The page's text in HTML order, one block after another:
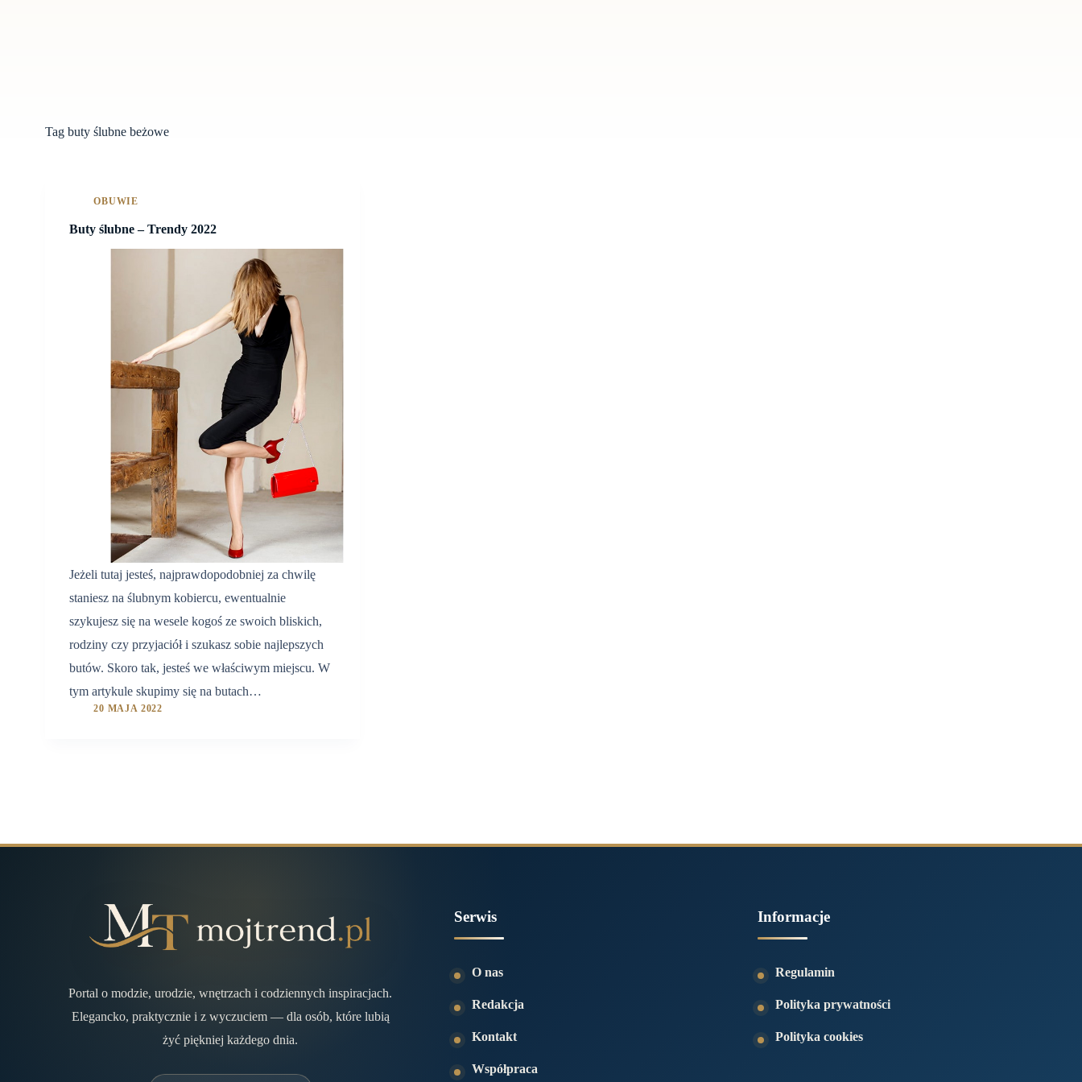
Tag buty ślubne beżowe
OBUWIE
Buty ślubne – Trendy 2022
Jeżeli tutaj jesteś, najprawdopodobniej za chwilę
staniesz na ślubnym kobiercu, ewentualnie
szykujesz się na wesele kogoś ze swoich bliskich,
rodziny czy przyjaciół i szukasz sobie najlepszych
butów. Skoro tak, jesteś we właściwym miejscu. W
tym artykule skupimy się na butach…
20 MAJA 2022
Portal o modzie, urodzie, wnętrzach i codziennych inspiracjach.
Elegancko, praktycznie i z wyczuciem — dla osób, które lubią
żyć piękniej każdego dnia.
Serwis
O nas
Redakcja
Kontakt
Współpraca
Informacje
Regulamin
Polityka prywatności
Polityka cookies